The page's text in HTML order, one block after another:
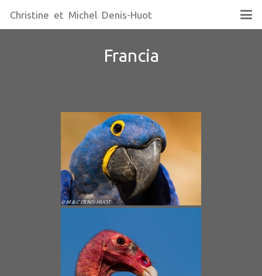
Christine et Michel Denis-Huot
Francia